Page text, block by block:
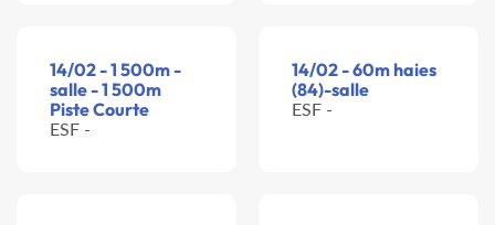
14/02 - 1 500m -
salle - 1 500m
Piste Courte
ESF -
14/02 - 60m haies
(84)-salle
ESF -